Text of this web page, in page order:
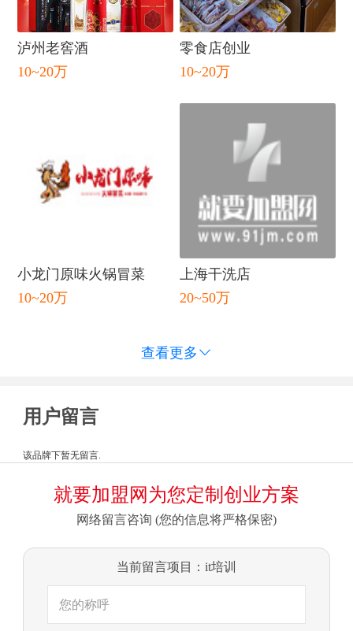
泸州老窖酒
10~20万
零食店创业
10~20万
小龙门原味火锅冒菜
10~20万
上海干洗店
20~50万
查看更多 
用户留言
该品牌下暂无留言.
就要加盟网为您定制创业方案
网络留言咨询 (您的信息将严格保密)
当前留言项目：it培训